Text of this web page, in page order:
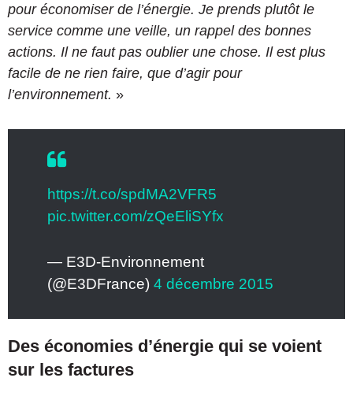
pour économiser de l’énergie. Je prends plutôt le
service comme une veille, un rappel des bonnes
actions. Il ne faut pas oublier une chose. Il est plus
facile de ne rien faire, que d’agir pour
l’environnement. »
https://t.co/spdMA2VFR5
pic.twitter.com/zQeEliSYfx
— E3D-Environnement
(@E3DFrance) 4 décembre 2015
Des économies d’énergie qui se voient
sur les factures